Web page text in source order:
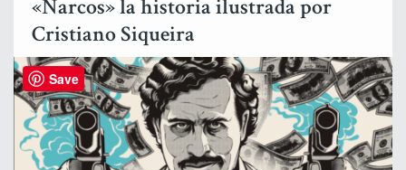
«Narcos» la historia ilustrada por
Cristiano Siqueira
Save